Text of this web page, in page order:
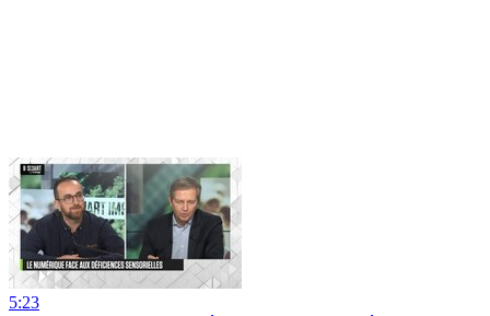
5:23